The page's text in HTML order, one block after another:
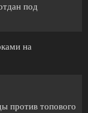
под
на
против топового